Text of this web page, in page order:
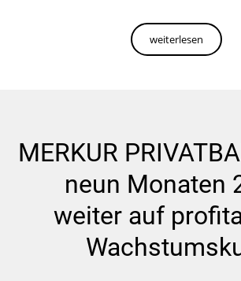
weiterlesen
MERKUR
neun Monaten
weiter auf